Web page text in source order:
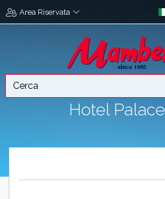
Area Riservata
Hotel Palace